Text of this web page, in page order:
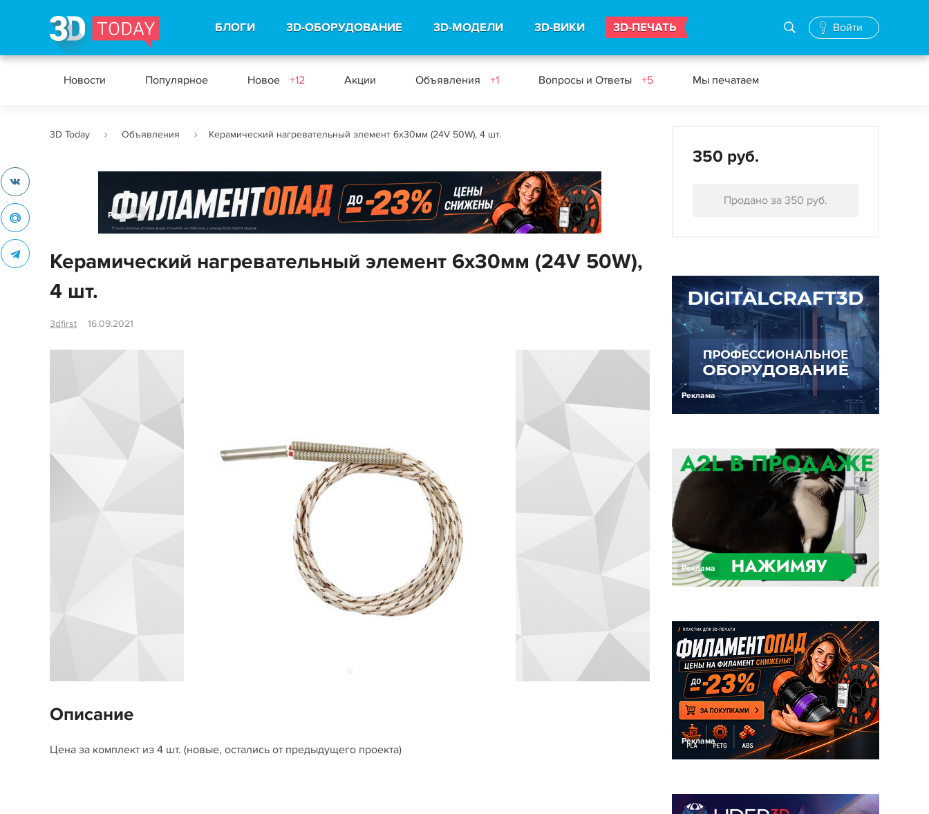
БЛОГИ 3D-ОБОРУДОВАНИЕ 3D-МОДЕЛИ 3D-ВИКИ 3D-ПЕЧАТЬ Войти
Новости Популярное Новое +12 Акции Объявления +1 Вопросы и Ответы +5 Мы печатаем
3D Today Объявления Керамический нагревательный элемент 6х30мм (24V 50W), 4 шт.
Реклама
Керамический нагревательный элемент 6х30мм (24V 50W),
4 шт.
3dfirst 16.09.2021
Описание
Цена за комплект из 4 шт. (новые, остались от предыдущего проекта)
350 руб.
Продано за 350 руб.
Реклама
Реклама
Реклама